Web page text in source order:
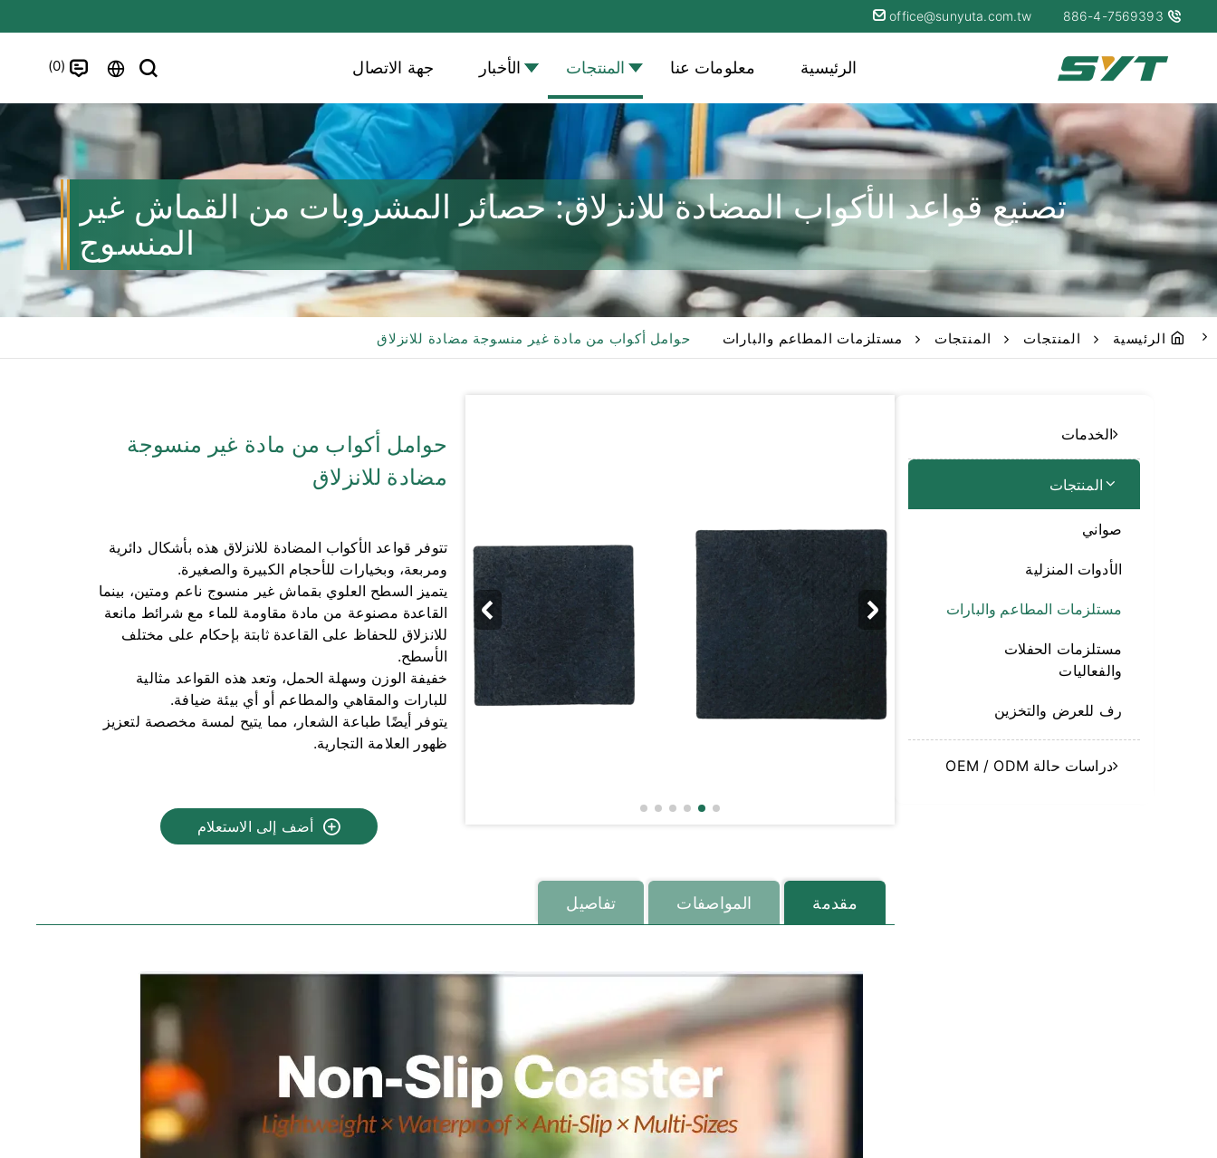
886-4-7569393
office@sunyuta.com.tw
الرئيسية معلومات عنا المنتجات الأخبار جهة الاتصال 0
تصنيع قواعد الأكواب المضادة للانزلاق: حصائر المشروبات من القماش غير
المنسوج
الرئيسية المنتجات المنتجات مستلزمات المطاعم والبارات حوامل أكواب من مادة غير منسوجة مضادة للانزلاق
الخدمات
المنتجات
صواني
الأدوات المنزلية
مستلزمات المطاعم والبارات
مستلزمات الحفلات
والفعاليات
رف للعرض والتخزين
دراسات حالة OEM / ODM
حوامل أكواب من مادة غير منسوجة
مضادة للانزلاق
تتوفر قواعد الأكواب المضادة للانزلاق هذه بأشكال دائرية
ومربعة، وبخيارات للأحجام الكبيرة والصغيرة.
يتميز السطح العلوي بقماش غير منسوج ناعم ومتين، بينما
القاعدة مصنوعة من مادة مقاومة للماء مع شرائط مانعة
للانزلاق للحفاظ على القاعدة ثابتة بإحكام على مختلف
الأسطح.
خفيفة الوزن وسهلة الحمل، وتعد هذه القواعد مثالية
للبارات والمقاهي والمطاعم أو أي بيئة ضيافة.
يتوفر أيضًا طباعة الشعار، مما يتيح لمسة مخصصة لتعزيز
ظهور العلامة التجارية.
أضف إلى الاستعلام
مقدمة المواصفات تفاصيل